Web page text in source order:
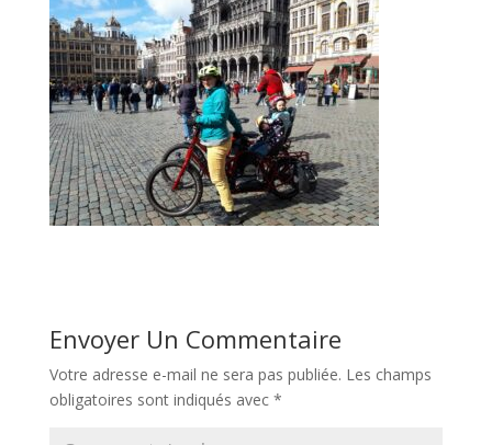
Envoyer Un Commentaire
Votre adresse e-mail ne sera pas publiée. Les champs
obligatoires sont indiqués avec *